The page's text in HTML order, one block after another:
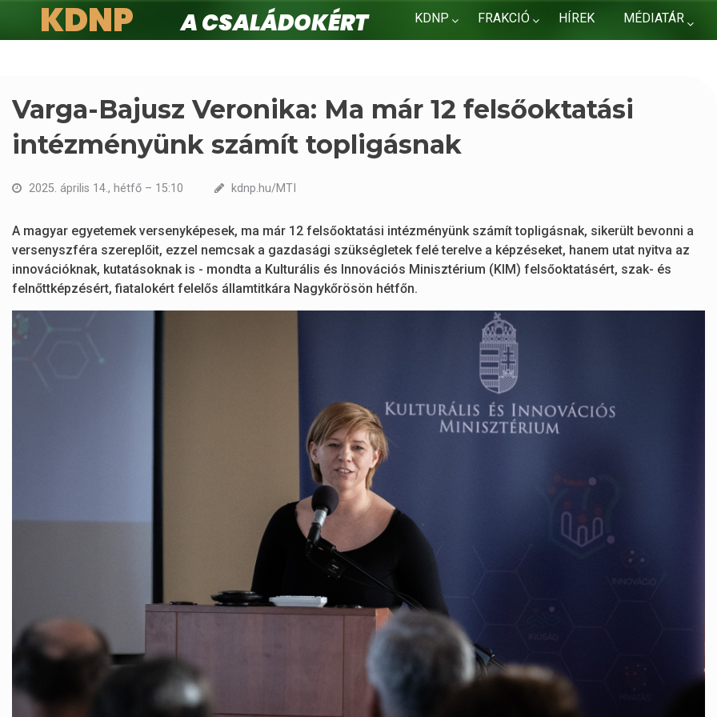
KDNP FRAKCIÓ HÍREK MÉDIATÁR
KDNP
A családokért.
Varga-Bajusz Veronika: Ma már 12 felsőoktatási
intézményünk számít topligásnak
2025. április 14., hétfő – 15:10 kdnp.hu/MTI
A magyar egyetemek versenyképesek, ma már 12 felsőoktatási intézményünk számít topligásnak, sikerült bevonni a
versenyszféra szereplőit, ezzel nemcsak a gazdasági szükségletek felé terelve a képzéseket, hanem utat nyitva az
innovációknak, kutatásoknak is - mondta a Kulturális és Innovációs Minisztérium (KIM) felsőoktatásért, szak- és
felnőttképzésért, fiatalokért felelős államtitkára Nagykőrösön hétfőn.